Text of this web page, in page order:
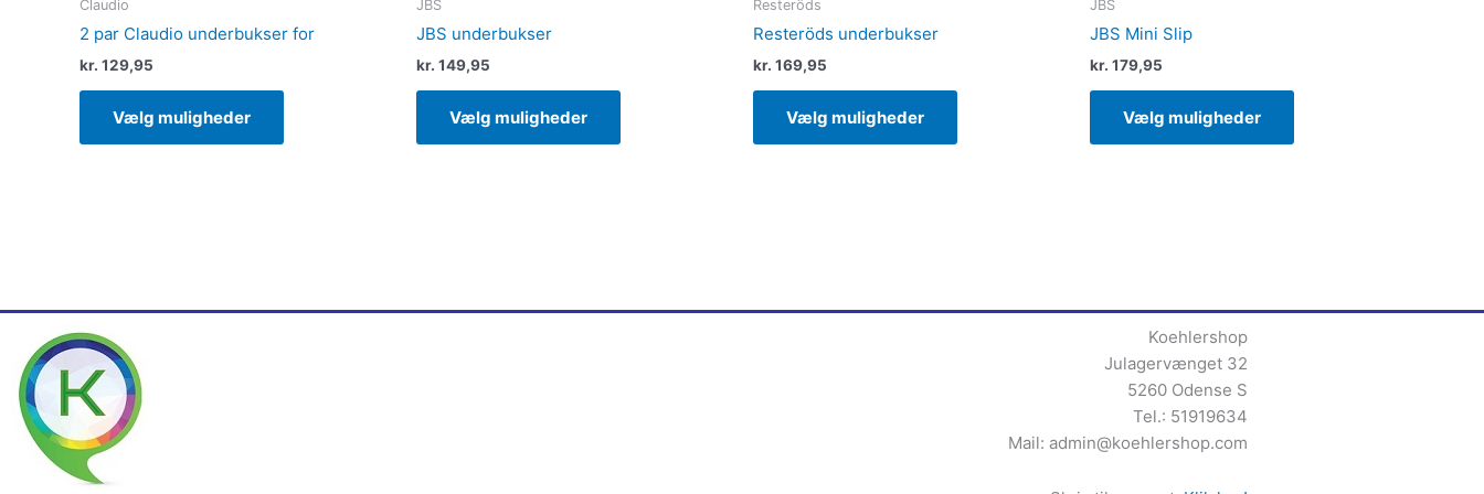
Claudio
2 par Claudio underbukser for
kr. 129,95
Vælg muligheder
JBS
JBS underbukser
kr. 149,95
Vælg muligheder
Resteröds
Resteröds underbukser
kr. 169,95
Vælg muligheder
JBS
JBS Mini Slip
kr. 179,95
Vælg muligheder
Koehlershop
Julagervænget 32
5260 Odense S
Tel.: 51919634
Mail: admin@koehlershop.com